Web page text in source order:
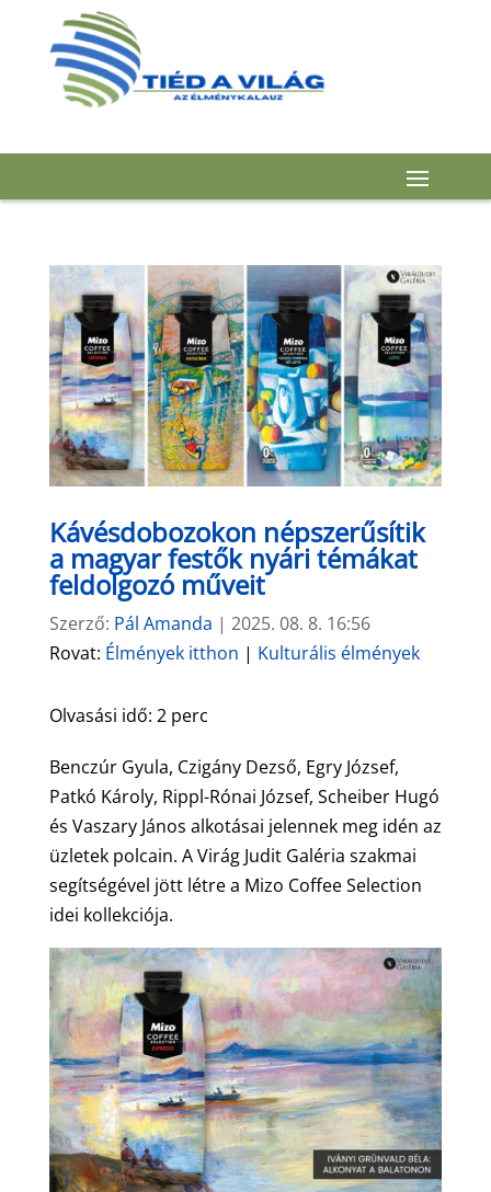
Kávésdobozokon népszerűsítik
a magyar festők nyári témákat
feldolgozó műveit
Szerző: Pál Amanda | 2025. 08. 8. 16:56
Rovat: Élmények itthon | Kulturális élmények
Olvasási idő: 2 perc
Benczúr Gyula, Czigány Dezső, Egry József,
Patkó Károly, Rippl-Rónai József, Scheiber Hugó
és Vaszary János alkotásai jelennek meg idén az
üzletek polcain. A Virág Judit Galéria szakmai
segítségével jött létre a Mizo Coffee Selection
idei kollekciója.